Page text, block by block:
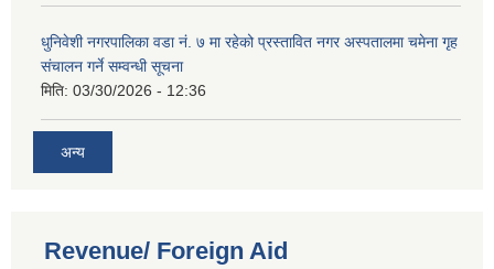
धुनिवेशी नगरपालिका वडा नं. ७ मा रहेको प्रस्तावित नगर अस्पतालमा चमेना गृह
संचालन गर्ने सम्वन्धी सूचना
मिति: 03/30/2026 - 12:36
अन्य
Revenue/ Foreign Aid